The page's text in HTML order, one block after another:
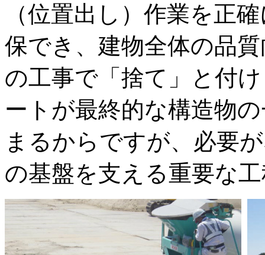
（位置出し）作業を正
保でき、建物全体の品
の工事で「捨て」と付
ートが最終的な構造物
まるからですが、必要
の基盤を支える重要な